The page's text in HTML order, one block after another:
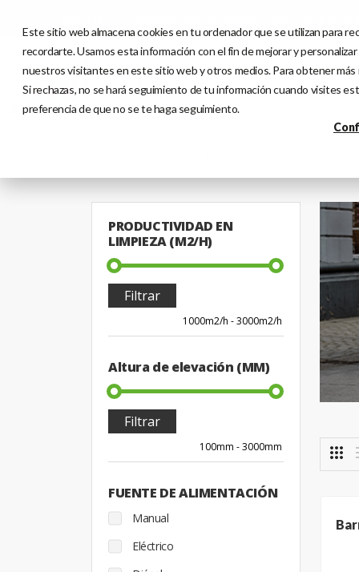
Este sitio web almacena cookies en tu ordenador que se utilizan para
recordarte. Usamos esta información con el fin de mejorar y
nuestros visitantes en este sitio web y otros medios. Para obtener
Si rechazas, no se hará seguimiento de tu información cuando visites
preferencia de que no se te haga seguimiento.
PRODUCTIVIDAD EN
LIMPIEZA (M2/H)
Filtrar
Altura de elevación (MM)
Filtrar
FUENTE DE ALIMENTACIÓN
Manual
Eléctrico